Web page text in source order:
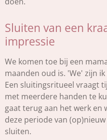
Sluiten van een
impressie
We komen toe bij een
maanden oud is. 'We' zijn
Een sluitingsritueel vraagt
met meerdere handen te
gaat terug aan het werk en
deze periode van
sluiten.